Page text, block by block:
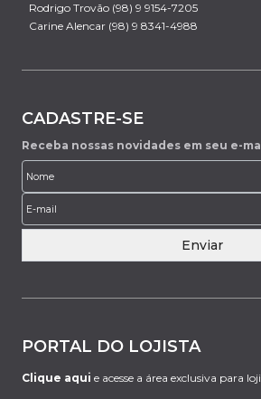
Rodrigo Trovão (98) 9 9154-7205
Carine Alencar (98) 9 8341-4988
CADASTRE-SE
Receba nossas novidades em seu e-
Enviar
PORTAL DO LOJISTA
Clique aqui e acesse a área exclusiva para